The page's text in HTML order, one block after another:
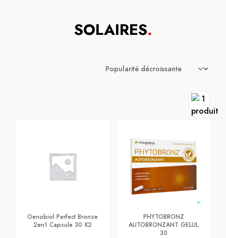
SOLAIRES.
Oenobiol Perfect Bronze
2en1 Capsule 30 X2
PHYTOBRONZ
AUTOBRONZANT GELUL
30